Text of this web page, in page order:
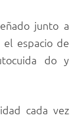
junto a
el espacio de
do y
cada vez